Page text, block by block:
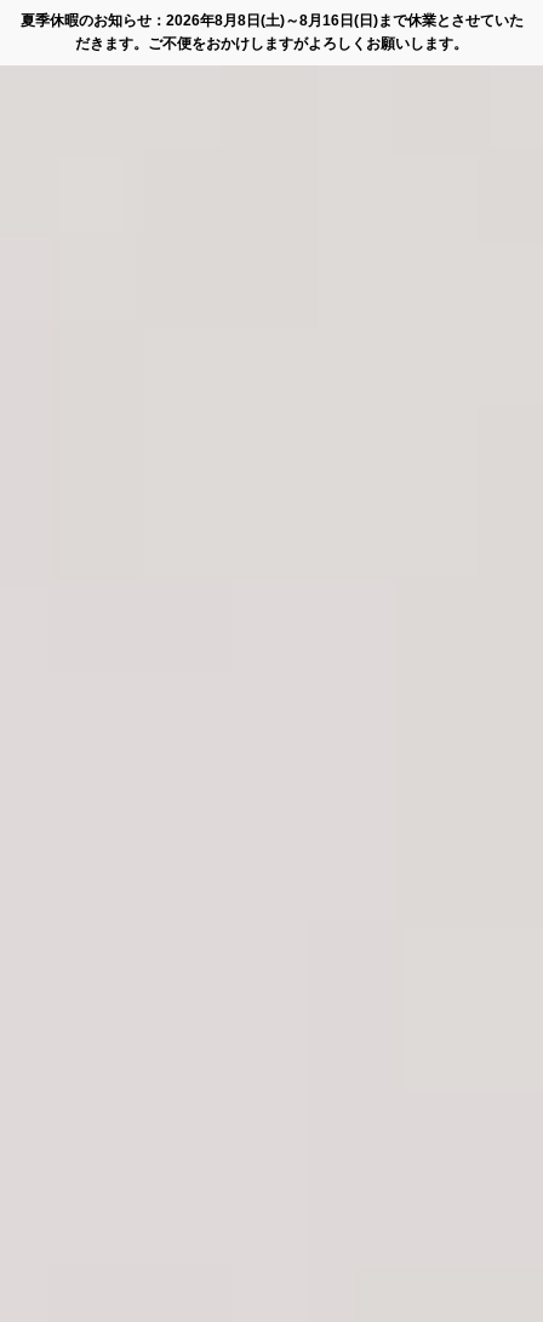
夏季休暇のお知らせ：2026年8月8日(土)～8月16日(日)まで休業とさせていた
だきます。ご不便をおかけしますがよろしくお願いします。